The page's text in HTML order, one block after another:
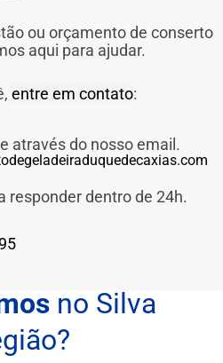
ou orçamento de conserto
aqui para ajudar.
entre em contato:
através do nosso email.
responder dentro de 24h.
no Silva